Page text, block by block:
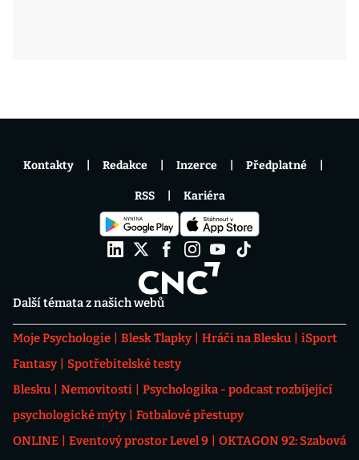
Další témata z našich webů
Moje Psychologie Blesk Tlapky Hráči na Blesku
iSport
Fantasy
Spotřebitelské testy
Blesku
Nemovitosti
Psychologika - podcast rozbíjející
psychologické mýty
Fotbalové přestupy
ONLINE
Eventový prostor Level 9
OKTAGON 92: Szabová
Kontakty Redakce Inzerce Předplatné
RSS Kariéra